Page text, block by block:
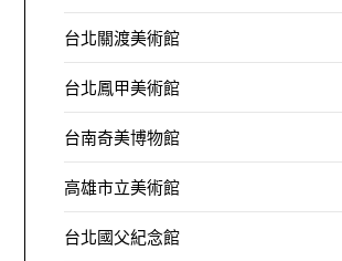
台北關渡美術館
台北鳳甲美術館
台南奇美博物館
高雄市立美術館
台北國父紀念館